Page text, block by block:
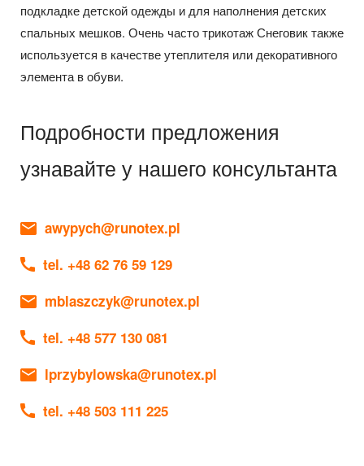
подкладке детской одежды и для наполнения детских
спальных мешков. Очень часто трикотаж Снеговик также
используется в качестве утеплителя или декоративного
элемента в обуви.
Подробности предложения
узнавайте у нашего консультанта
awypych@runotex.pl
tel. +48 62 76 59 129
mblaszczyk@runotex.pl
tel. +48 577 130 081
lprzybylowska@runotex.pl
tel. +48 503 111 225